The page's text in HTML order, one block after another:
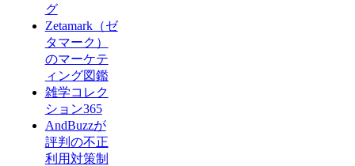
グ
Zetamark（ゼ
タマーク）
のマーケテ
ィング図鑑
雑学コレク
ション365
AndBuzzが
評判の不正
利用対策制